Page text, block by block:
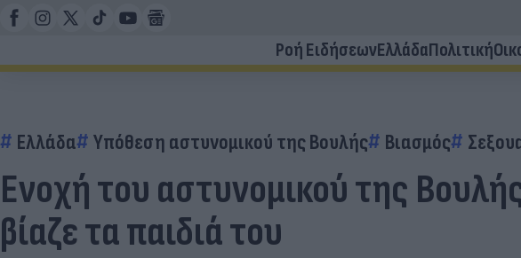
Ροή ΕιδήσεωνΕλλάδαΠολιτική
Ελλάδα Υπόθεση αστυνομικού της Βουλής Βιασμός
Ενοχή του αστυνομικού της
βίαζε τα παιδιά του